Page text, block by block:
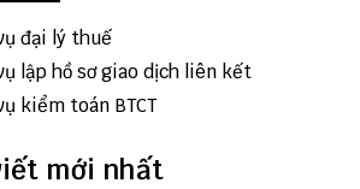
đại lý thuế
lập hồ sơ giao dịch liên kết
kiểm toán BTCT
mới nhất